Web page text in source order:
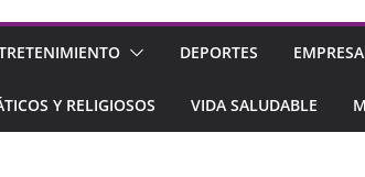
DEPORTES
Y RELIGIOSOS VIDA SALUDABLE